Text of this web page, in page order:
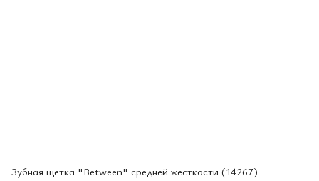
Зубная щетка "Between" средней жесткости (14267)